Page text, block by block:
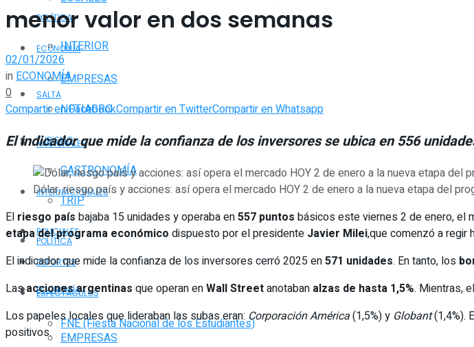
POLÍTICA
ECONOMÍA
EMPRESAS
NOTIAGRO
TURISMO
GASTRONOMÍA
TRIP
POLICIALES
DEPORTES
ESPECTÁCULOS
FNE (Fiesta Nacional de los Estudiantes)
INTERIOR
SALTA
NACIONALES
INTERNACIONALES
POLÍTICA
ECONOMÍA
EMPRESAS
menor valor en dos semanas
02/01/2026
inECONOMÍA
0
Compartir en FacebookCompartir en TwitterCompartir en Whatsapp
El indicador que mide la confianza de los inversores se ubica en 556
Dólar, riesgo país y acciones: así opera el mercado HOY 2 de enero a la nueva etapa del
El riesgo país bajaba 15 unidades y operaba en557 puntos básicos este viernes 2 de enero, el
etapa del programa económico dispuesto por el presidente Javier Milei,que comenzó a regir
El indicador que mide la confianza de los inversores cerró 2025 en571 unidades. En tanto, los
Lasacciones argentinas que operan enWall Streetanotaban alzas de hasta 1,5%. Mientras, el
Los papeles locales que lideraban las subas eran: Corporación América(1,5%) y Globant(1,4%).
positivos.